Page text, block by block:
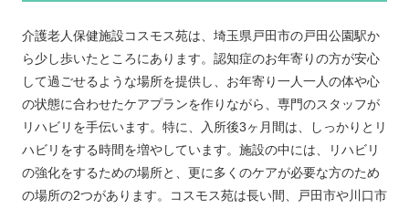
介護老人保健施設コスモス苑は、埼玉県戸田市の戸田公園駅か
ら少し歩いたところにあります。認知症のお年寄りの方が安心
して過ごせるような場所を提供し、お年寄り一人一人の体や心
の状態に合わせたケアプランを作りながら、専門のスタッフが
リハビリを手伝います。特に、入所後3ヶ月間は、しっかりとリ
ハビリをする時間を増やしています。施設の中には、リハビリ
の強化をするための場所と、更に多くのケアが必要な方のため
の場所の2つがあります。コスモス苑は長い間、戸田市や川口市